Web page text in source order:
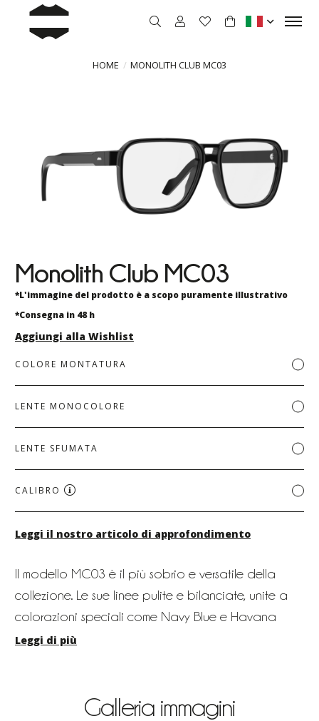
HOME MONOLITH CLUB MC03
Monolith Club MC03
Il modello MC03 è il più sobrio e versatile della
collezione. Le sue linee pulite e bilanciate, unite a
colorazioni speciali come Navy Blue e Havana
Sand, lo rendono ideale per chi desidera un look
Leggi di più
*L'immagine del prodotto è a scopo puramente illustrativo
*Consegna in 48 h
Aggiungi alla Wishlist
COLORE MONTATURA
LENTE MONOCOLORE
LENTE SFUMATA
CALIBRO
Leggi il nostro articolo di approfondimento
Galleria immagini